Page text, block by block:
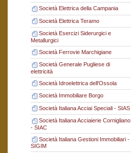
Società Elettrica della Campania
Società Elettrica Teramo
Società Esercizi Siderurgici e
Metallurgici
Società Ferrovie Marchigiane
Società Generale Pugliese di
elettricità
Società Idroelettrica dell'Ossola
Società Immobiliare Borgo
Società Italiana Acciai Speciali - SIAS
Società Italiana Acciaierie Cornigliano
- SIAC
Società Italiana Gestioni Immobiliari -
SIGIM